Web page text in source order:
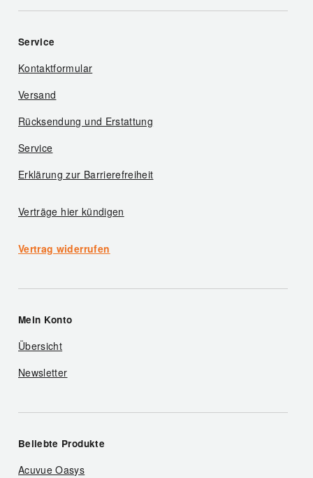
Service
Kontaktformular
Versand
Rücksendung und Erstattung
Service
Erklärung zur Barrierefreiheit
Verträge hier kündigen
Vertrag widerrufen
Mein Konto
Übersicht
Newsletter
Beliebte Produkte
Acuvue Oasys